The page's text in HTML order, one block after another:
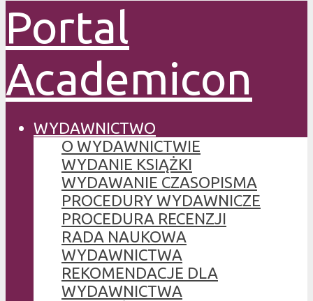
Portal
Academicon
WYDAWNICTWO
O WYDAWNICTWIE
WYDANIE KSIĄŻKI
WYDAWANIE CZASOPISMA
PROCEDURY WYDAWNICZE
PROCEDURA RECENZJI
RADA NAUKOWA
WYDAWNICTWA
REKOMENDACJE DLA
WYDAWNICTWA